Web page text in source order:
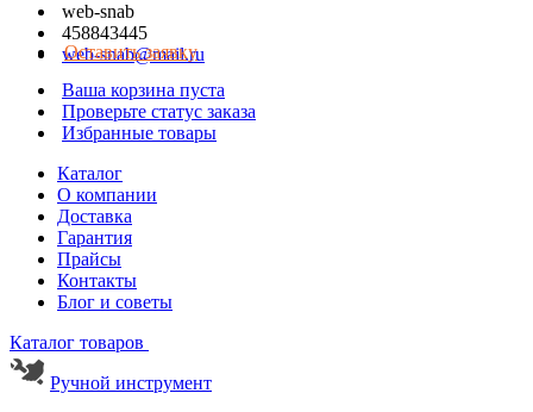
web-snab
458843445
web-snab@mail.ru
Оставить заявку
Ваша корзина пуста
Проверьте статус заказа
Избранные товары
Каталог
О компании
Доставка
Гарантия
Прайсы
Контакты
Блог и советы
Каталог товаров
Ручной инструмент